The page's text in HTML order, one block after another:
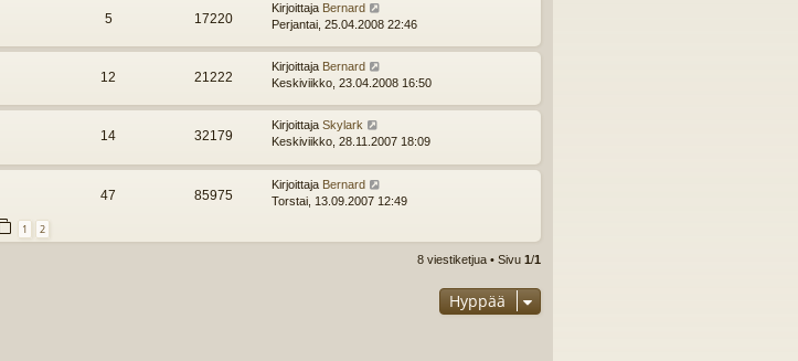
5 17220
Kirjoittaja Bernard
Perjantai, 25.04.2008 22:46
12 21222
Kirjoittaja Bernard
Keskiviikko, 23.04.2008 16:50
14 32179
Kirjoittaja Skylark
Keskiviikko, 28.11.2007 18:09
1 2
47 85975
Kirjoittaja Bernard
Torstai, 13.09.2007 12:49
8 viestiketjua • Sivu 1/1
Hyppää